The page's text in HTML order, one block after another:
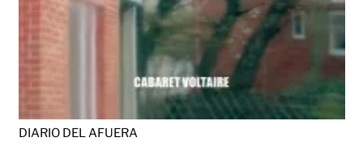
DIARIO DEL AFUERA